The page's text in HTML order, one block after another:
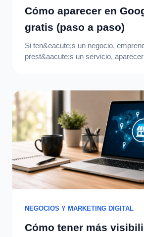
Cómo aparecer en
gratis (paso a paso)
Si ten&eacute;s un negocio,
prest&aacute;s un servicio,
NEGOCIOS Y MARKETING DIGITAL
Cómo tener más